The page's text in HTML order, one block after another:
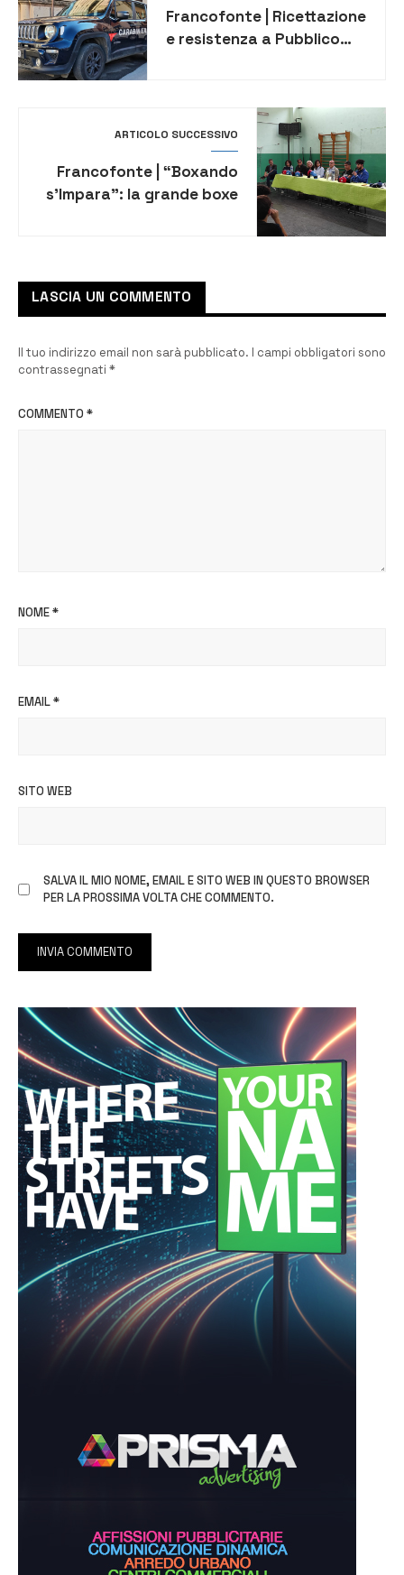
Francofonte | Ricettazione
e resistenza a Pubblico
ARTICOLO SUCCESSIVO
Francofonte | ​“Boxando
s’Impara”: la grande boxe
LASCIA UN COMMENTO
Il tuo indirizzo email non sarà pubblicato. I campi obbligatori sono
contrassegnati *
COMMENTO *
NOME*
EMAIL*
SITO WEB
SALVA IL MIO NOME, EMAIL E SITO WEB IN QUESTO BROWSER
PER LA PROSSIMA VOLTA CHE COMMENTO.